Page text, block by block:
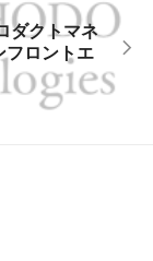
ダクトマネ
フロントエ